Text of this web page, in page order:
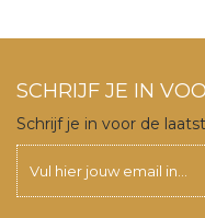
SCHRIJF JE IN
Schrijf je in voor de